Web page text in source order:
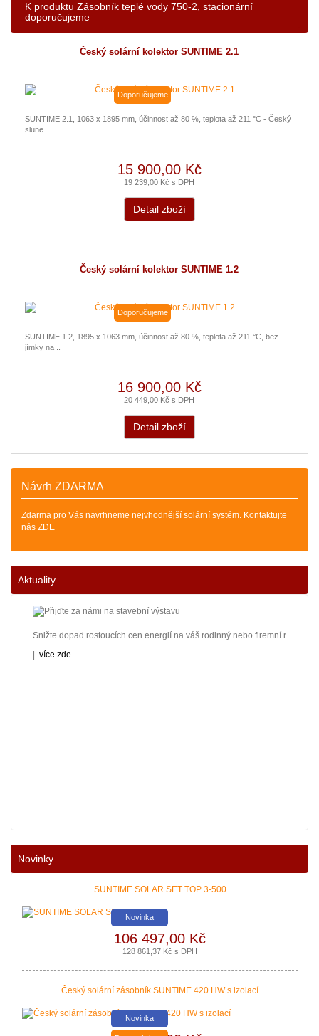
K produktu Zásobník teplé vody 750-2, stacionární
doporučujeme
Český solární kolektor SUNTIME 2.1
Doporučujeme
SUNTIME 2.1, 1063 x 1895 mm, účinnost až 80 %, teplota až 211 °C - Český
slune ..
15 900,00 Kč
19 239,00 Kč s DPH
Detail zboží
Český solární kolektor SUNTIME 1.2
Doporučujeme
SUNTIME 1.2, 1895 x 1063 mm, účinnost až 80 %, teplota až 211 °C, bez
jímky na ..
16 900,00 Kč
20 449,00 Kč s DPH
Detail zboží
Návrh ZDARMA
Zdarma pro Vás navrhneme nejvhodnější solární systém. Kontaktujte
nás ZDE
Aktuality
Snižte dopad rostoucích cen energií na váš rodinný nebo firemní
více zde ..
Nové podmínky dotací na nové solární systémy, tepelná čerpadla a
Novinky
SUNTIME SOLAR SET TOP 3-500
Novinka
106 497,00 Kč
128 861,37 Kč s DPH
Český solární zásobník SUNTIME 420 HW s izolací
Novinka